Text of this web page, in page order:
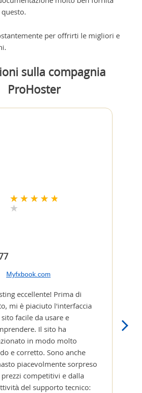
per offrirti le migliori e
sulla compagnia
ProHoster
Myfxbook.com
eccellente! Prima di
mi è piaciuto l'interfaccia
facile da usare e
Il sito ha
in modo molto
e corretto. Sono anche
piacevolmente sorpreso
prezzi competitivi e dalla
del supporto tecnico: